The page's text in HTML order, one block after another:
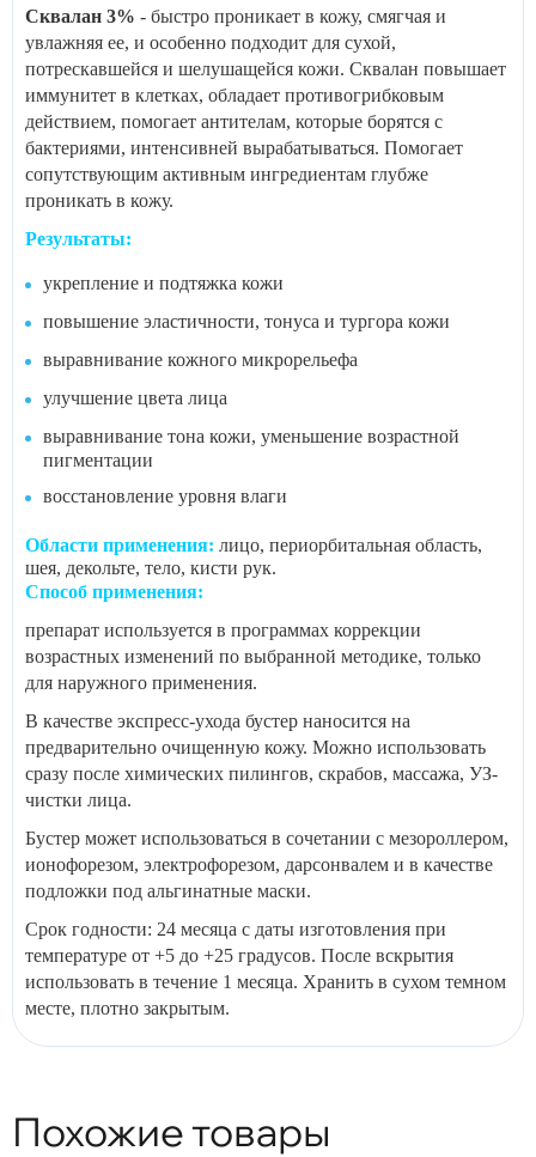
Сквалан 3% - быстро проникает в кожу, смягчая и
увлажняя ее, и особенно подходит для сухой,
потрескавшейся и шелушащейся кожи. Сквалан повышает
иммунитет в клетках, обладает противогрибковым
действием, помогает антителам, которые борятся с
бактериями, интенсивней вырабатываться. Помогает
сопутствующим активным ингредиентам глубже
проникать в кожу.
Результаты:
укрепление и подтяжка кожи
повышение эластичности, тонуса и тургора кожи
выравнивание кожного микрорельефа
улучшение цвета лица
выравнивание тона кожи, уменьшение возрастной
пигментации
восстановление уровня влаги
Области применения: лицо, периорбитальная область,
шея, декольте, тело, кисти рук.
Способ применения:
препарат используется в программах коррекции
возрастных изменений по выбранной методике, только
для наружного применения.
В качестве экспресс-ухода бустер наносится на
предварительно очищенную кожу. Можно использовать
сразу после химических пилингов, скрабов, массажа, УЗ-
чистки лица.
Бустер может использоваться в сочетании с мезороллером,
ионофорезом, электрофорезом, дарсонвалем и в качестве
подложки под альгинатные маски.
Срок годности: 24 месяца с даты изготовления при
температуре от +5 до +25 градусов. После вскрытия
использовать в течение 1 месяца. Хранить в сухом темном
месте, плотно закрытым.
Похожие товары